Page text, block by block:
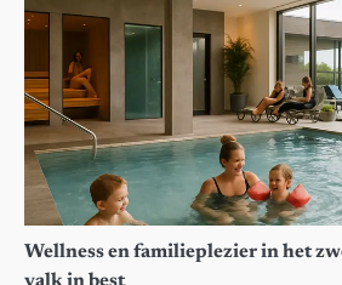
Wellness en familieplezier in het